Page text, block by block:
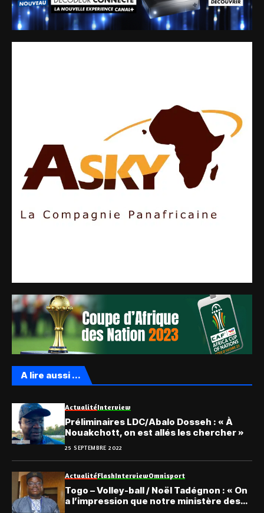
A lire aussi ...
ActualitéInterview
Préliminaires LDC/Abalo Dosseh : « À
Nouakchott, on est allés les chercher »
25 SEPTEMBRE 2022
ActualitéFlashInterviewOmnisport
Togo – Volley-ball / Noël Tadégnon : « On
a l’impression que notre ministère des